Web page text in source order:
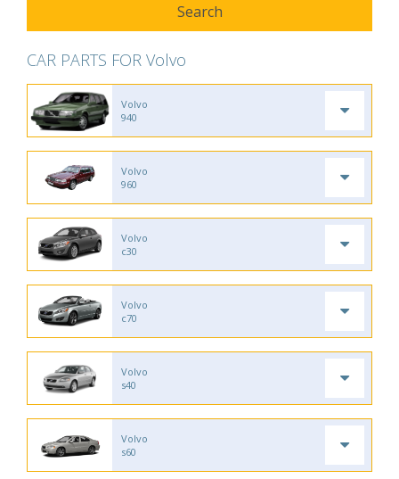
CAR PARTS FOR Volvo
Volvo
940
Volvo
960
Volvo
c30
Volvo
c70
Volvo
s40
Volvo
s60